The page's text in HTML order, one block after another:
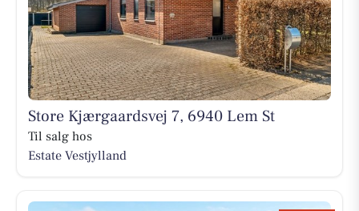
Store Kjærgaardsvej 7, 6940 Lem St
Til salg hos
Estate Vestjylland